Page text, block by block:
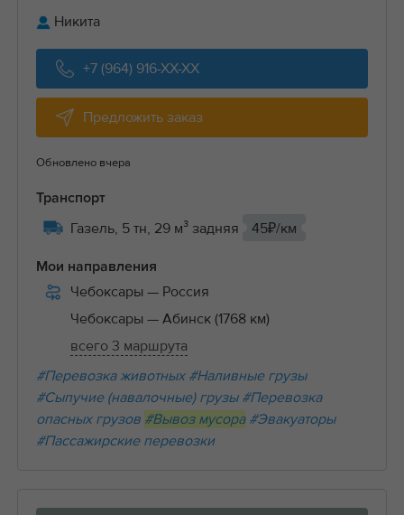
Никита
+7 (964) 916-XX-XX
Предложить заказ
Обновлено вчера
Транспорт
Газель, 5 тн, 29 м³ задняя 45₽/км
Мои направления
Чебоксары — Россия
Чебоксары — Абинск (1768 км)
всего 3 маршрута
#Перевозка животных #Наливные грузы
#Сыпучие (навалочные) грузы #Перевозка
опасных грузов #Вывоз мусора #Эвакуаторы
#Пассажирские перевозки